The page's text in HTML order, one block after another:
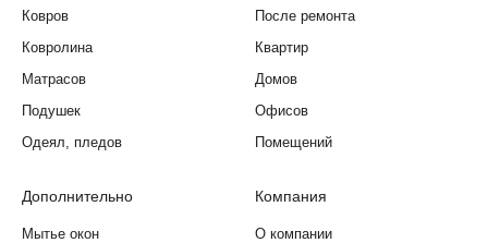
Ковров
Ковролина
Матрасов
Подушек
Одеял, пледов
После ремонта
Квартир
Домов
Офисов
Помещений
Дополнительно
Мытье окон
Компания
О компании